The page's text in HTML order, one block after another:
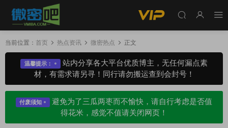
当前位置： 首页 热点资讯 微密热点 正文
温馨提示：
站内分享各大平台优质博主，无任何漏点素
材，有需求请另寻！同行请勿搬运查到会封号！
付废须知
避免为了三瓜两枣而不愉快，请自行考虑是否值
得花米，感觉不值请关闭网页！